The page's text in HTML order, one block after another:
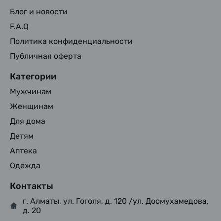
Блог и новости
F.A.Q
Политика конфиденциальности
Публичная оферта
Категории
Мужчинам
Женщинам
Для дома
Детям
Аптека
Одежда
Контакты
г. Алматы, ул. Гоголя, д. 120 /ул. Досмухамедова,
д. 20